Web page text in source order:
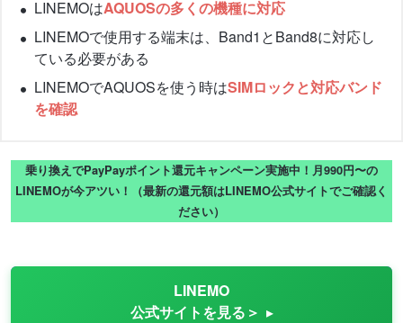
LINEMOはAQUOSの多くの機種に対応
LINEMOで使用する端末は、Band1とBand8に対応し
ている必要がある
LINEMOでAQUOSを使う時はSIMロックと対応バンド
を確認
乗り換えでPayPayポイント還元キャンペーン実施中！月990円〜の
LINEMOが今アツい！（最新の還元額はLINEMO公式サイトでご確認く
ださい）
LINEMO
公式サイトを見る＞